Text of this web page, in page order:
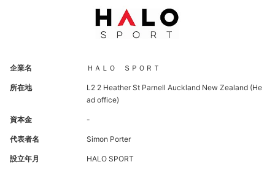
企業名 ＨＡＬＯ ＳＰＯＲＴ
所在地
L2 2 Heather St Parnell Auckland New Zealand (He
ad office)
資本金 -
代表者名 Simon Porter
設立年月 HALO SPORT